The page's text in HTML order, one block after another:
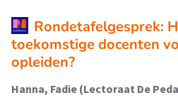
Rondetafelgesprek:
toekomstige docenten
opleiden?